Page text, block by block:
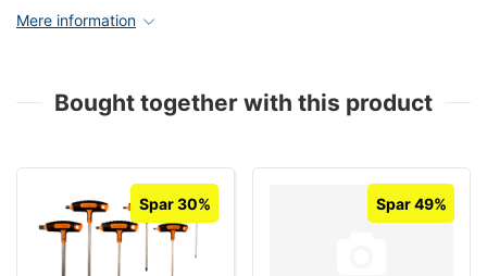
Mere information
Bought together with this product
Spar 30% Spar 49%